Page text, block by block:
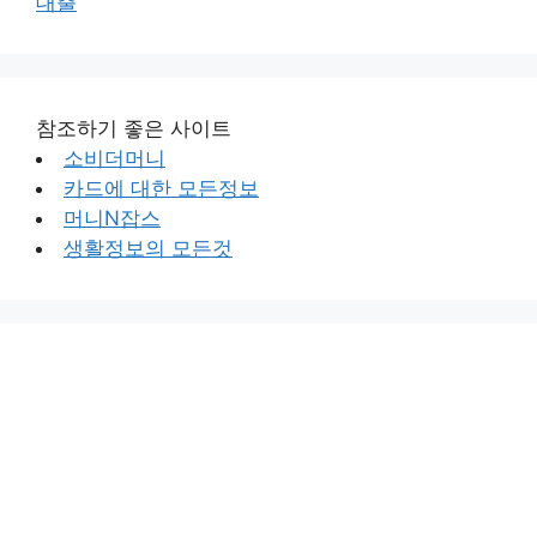
참조하기 좋은 사이트
소비더머니
카드에 대한 모든정보
머니N잡스
생활정보의 모든것